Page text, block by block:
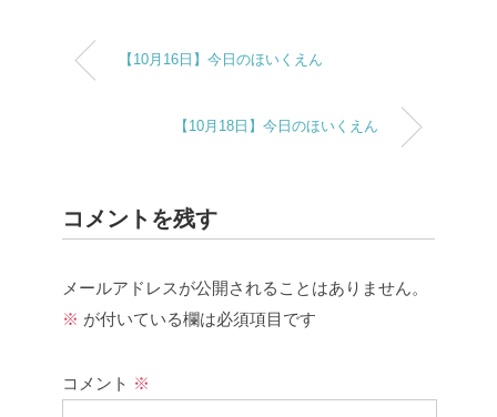
【10月16日】今日のほいくえん
【10月18日】今日のほいくえん
コメントを残す
メールアドレスが公開されることはありません。
※ が付いている欄は必須項目です
コメント ※